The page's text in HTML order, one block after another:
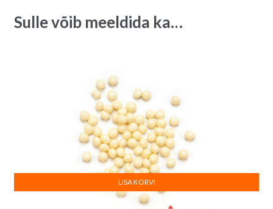
tuvi
t
Sulle võib meeldida ka…
LISA KORVI